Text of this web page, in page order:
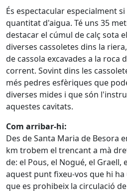
És espectacular especialment
quantitat d'aigua. Té uns 35
destacar el cúmul de calç sota
diverses cassoletes dins la
de cassola excavades a la roca
corrent. Sovint dins les
més pedres esfèriques que
diverses mides i que són
aquestes cavitats.
Com arribar-hi:
Des de Santa Maria de Besora
km trobem el trencant a mà
de: el Pous, el Nogué, el Graell,
aquest punt fixeu-vos que hi
que es prohibeix la circulació